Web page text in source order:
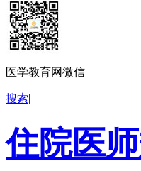
医学教育网微信
搜索|
住院医